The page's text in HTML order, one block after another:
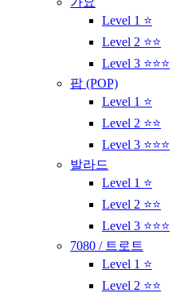
Level 1 ⭐
Level 2 ⭐⭐
Level 3 ⭐⭐⭐
팝 (POP)
Level 1 ⭐
Level 2 ⭐⭐
Level 3 ⭐⭐⭐
발라드
Level 1 ⭐
Level 2 ⭐⭐
Level 3 ⭐⭐⭐
7080 / 트로트
Level 1 ⭐
Level 2 ⭐⭐